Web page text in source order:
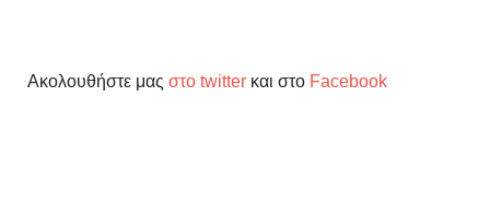
Ακολουθήστε μας στο twitter και στο Facebook